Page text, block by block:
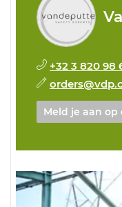
+32 3 820 98
Meld je aan